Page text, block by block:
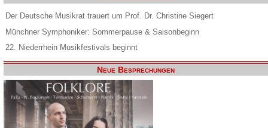
Der Deutsche Musikrat trauert um Prof. Dr. Christine Siegert
Münchner Symphoniker: Sommerpause & Saisonbeginn
22. Niederrhein Musikfestivals beginnt
Neue Besprechungen